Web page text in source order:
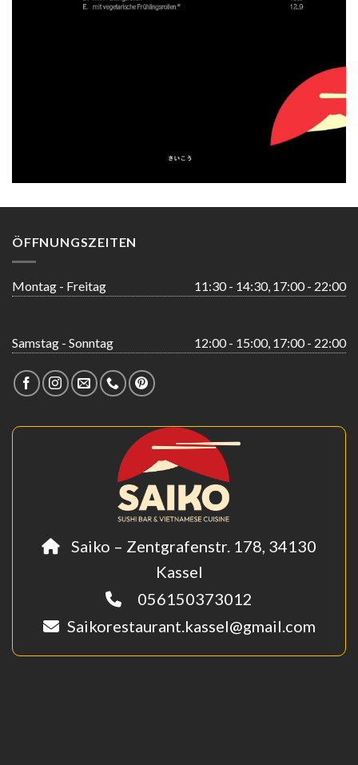
ÖFFNUNGSZEITEN
Montag - Freitag 11:30 - 14:30, 17:00 - 22:00
Samstag - Sonntag 12:00 - 15:00, 17:00 - 22:00
Saiko – Zentgrafenstr. 178, 34130
Kassel
056150373012
Saikorestaurant.kassel@gmail.com